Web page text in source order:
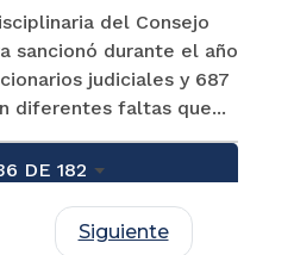
del Consejo
sancionó durante el año
judiciales y 687
diferentes faltas que...
DE 182
Siguiente